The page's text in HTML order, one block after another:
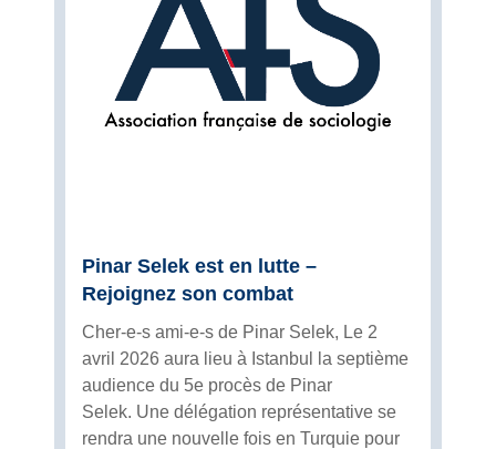
Pinar Selek est en lutte –
Rejoignez son combat
Cher-e-s ami-e-s de Pinar Selek, Le 2
avril 2026 aura lieu à Istanbul la septième
audience du 5e procès de Pinar
Selek. Une délégation représentative se
rendra une nouvelle fois en Turquie pour